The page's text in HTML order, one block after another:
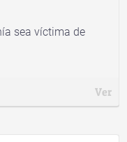
sea víctima de
Ver